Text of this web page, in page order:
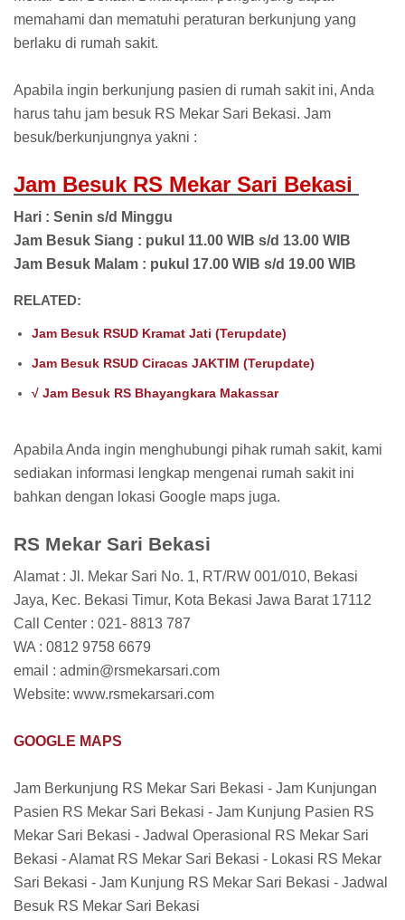
memahami dan mematuhi peraturan berkunjung yang
berlaku di rumah sakit.
Apabila ingin berkunjung pasien di rumah sakit ini, Anda
harus tahu jam besuk RS Mekar Sari Bekasi. Jam
besuk/berkunjungnya yakni :
Jam Besuk RS Mekar Sari Bekasi
Hari : Senin s/d Minggu
Jam Besuk Siang : pukul 11.00 WIB s/d 13.00 WIB
Jam Besuk Malam : pukul 17.00 WIB s/d 19.00 WIB
RELATED:
Jam Besuk RSUD Kramat Jati (Terupdate)
Jam Besuk RSUD Ciracas JAKTIM (Terupdate)
√ Jam Besuk RS Bhayangkara Makassar
Apabila Anda ingin menghubungi pihak rumah sakit, kami
sediakan informasi lengkap mengenai rumah sakit ini
bahkan dengan lokasi Google maps juga.
RS Mekar Sari Bekasi
Alamat : Jl. Mekar Sari No. 1, RT/RW 001/010, Bekasi
Jaya, Kec. Bekasi Timur, Kota Bekasi Jawa Barat 17112
Call Center : 021- 8813 787
WA : 0812 9758 6679
email : admin@rsmekarsari.com
Website: www.rsmekarsari.com
GOOGLE MAPS
Jam Berkunjung RS Mekar Sari Bekasi - Jam Kunjungan
Pasien RS Mekar Sari Bekasi - Jam Kunjung Pasien RS
Mekar Sari Bekasi - Jadwal Operasional RS Mekar Sari
Bekasi - Alamat RS Mekar Sari Bekasi - Lokasi RS Mekar
Sari Bekasi - Jam Kunjung RS Mekar Sari Bekasi - Jadwal
Besuk RS Mekar Sari Bekasi